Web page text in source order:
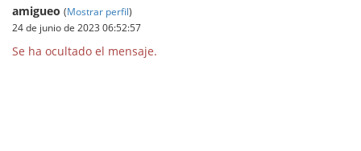
amigueo (Mostrar perfil)
24 de junio de 2023 06:52:57
Se ha ocultado el mensaje.